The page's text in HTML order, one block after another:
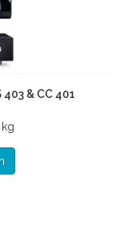
403 & CC 401